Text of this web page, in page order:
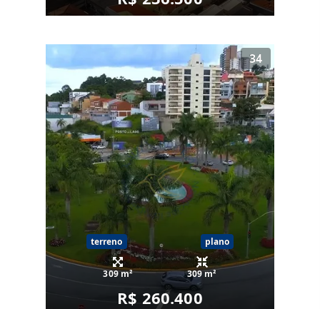
34
terreno plano
309 m² 309 m²
R$ 260.400